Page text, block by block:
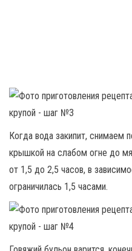
Когда вода закипит, снимаем
крышкой на слабом огне до
от 1,5 до 2,5 часов, в
ограничилась 1,5 часами.